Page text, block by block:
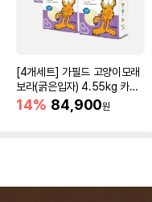
[4개세트] 가필드 고양이모래
보라(굵은입자) 4.55kg 카사
바모래
14% 84,900원